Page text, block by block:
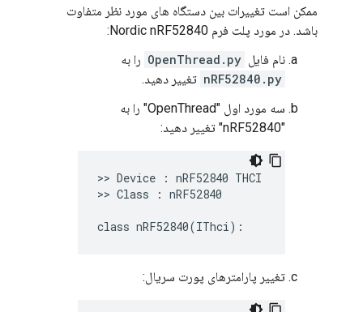
ممکن است تغییرات بین دستگاه های مورد نظر متفاوت
باشد. در مورد پلت فرم Nordic nRF52840:
نام فایل OpenThread.py را به
nRF52840.py تغییر دهید.
سه مورد اول "OpenThread" را به
"nRF52840" تغییر دهید:
>> Device : nRF52840 THCI
>> Class : nRF52840
تغییر پارامترهای پورت سریال: